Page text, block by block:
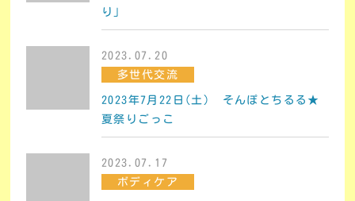
り」
2023.07.20
多世代交流
2023年7月22日(土) そんぽとちるる★
夏祭りごっこ
2023.07.17
ボディケア